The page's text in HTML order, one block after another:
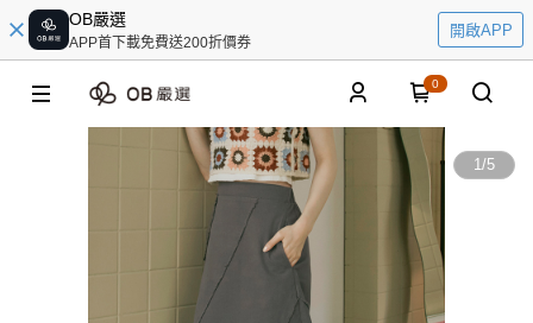
OB嚴選
APP首下載免費送200折價券
開啟APP
0
1/5